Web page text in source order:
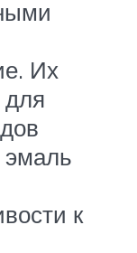
Их
для
эмаль
к